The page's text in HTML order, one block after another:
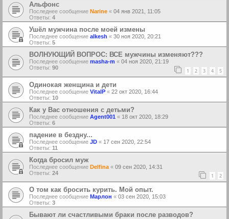
Альфонс
Последнее сообщение Narine « 04 янв 2021, 11:05
Ответы: 4
Ушёл мужчина после моей измены
Последнее сообщение alkesh « 30 ноя 2020, 20:21
Ответы: 5
ВОЛНУЮЩИЙ ВОПРОС: ВСЕ мужчины изменяют???
Последнее сообщение masha-m « 04 ноя 2020, 21:19
Ответы: 90 1 2 3 4 5
Одинокая женщина и дети
Последнее сообщение VitalP « 22 окт 2020, 16:44
Ответы: 10
Как у Вас отношения с детьми?
Последнее сообщение Agent001 « 18 окт 2020, 18:29
Ответы: 6
падение в бездну...
Последнее сообщение JD « 17 сен 2020, 22:54
Ответы: 11
Когда бросил муж
Последнее сообщение Delfina « 09 сен 2020, 14:31
Ответы: 24 1 2
О том как бросить курить. Мой опыт.
Последнее сообщение Марлон « 03 сен 2020, 15:03
Ответы: 3
Бывают ли счастливыми браки после разводов?